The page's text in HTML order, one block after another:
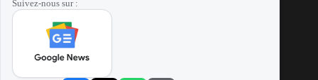
Suivez-nous sur :